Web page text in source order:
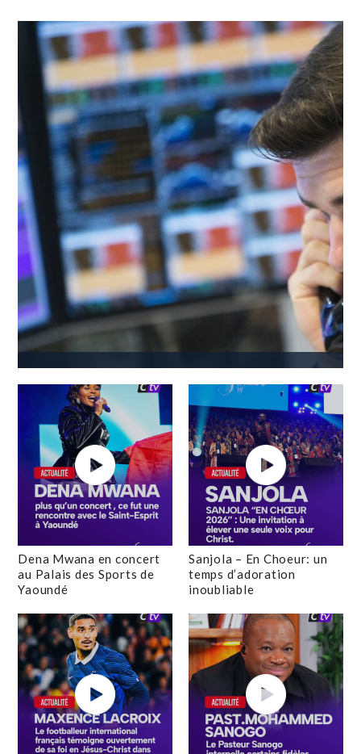
Dena Mwana en concert
au Palais des Sports de
Yaoundé
Sanjola – En Choeur: un
temps d’adoration
inoubliable